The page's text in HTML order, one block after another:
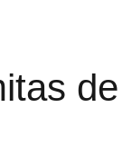
de